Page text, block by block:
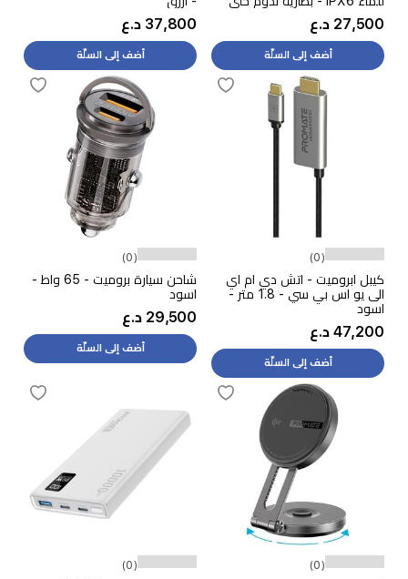
سنة - ابيض
27,500 د.ع
أضف إلى السلّة
37,800 د.ع
أضف إلى السلّة
(0)
كيبل ابروميت - اتش دي ام اي
الى يو اس بي سي - 1.8 متر -
اسود
47,200 د.ع
أضف إلى السلّة
(0)
شاحن سيارة بروميت - 65 واط -
اسود
29,500 د.ع
أضف إلى السلّة
(0)
(0)